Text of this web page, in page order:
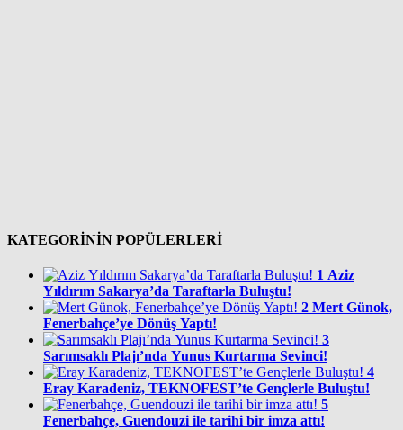
KATEGORİNİN POPÜLERLERİ
1 Aziz
Yıldırım Sakarya’da Taraftarla Buluştu!
2 Mert Günok,
Fenerbahçe’ye Dönüş Yaptı!
3
Sarımsaklı Plajı’nda Yunus Kurtarma Sevinci!
4
Eray Karadeniz, TEKNOFEST’te Gençlerle Buluştu!
5
Fenerbahçe, Guendouzi ile tarihi bir imza attı!